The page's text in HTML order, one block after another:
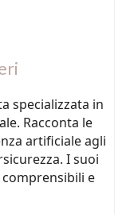
specializzata in
Racconta le
artificiale agli
I suoi
e